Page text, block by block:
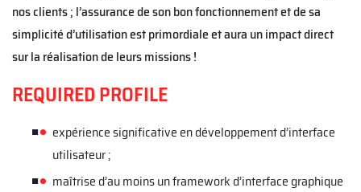
nos clients ; l’assurance de son bon fonctionnement et de sa
simplicité d’utilisation est primordiale et aura un impact direct
sur la réalisation de leurs missions !
REQUIRED PROFILE
expérience significative en développement d’interface
utilisateur ;
maîtrise d’au moins un framework d’interface graphique